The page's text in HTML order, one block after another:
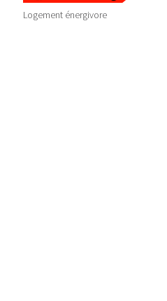
Logement énergivore